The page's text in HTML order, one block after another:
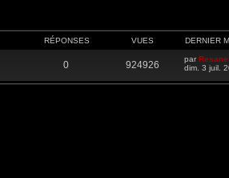
RÉPONSES VUES DERNIER
0 924926
parResane
dim. 3 juil.